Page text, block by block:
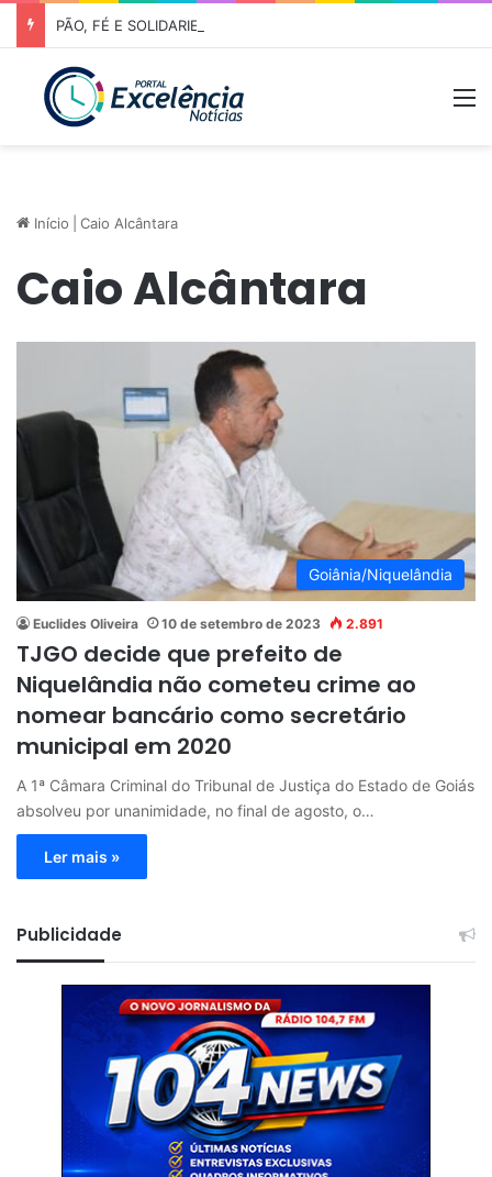
Início Caio Alcântara
Caio Alcântara
Goiânia/Niquelândia
Euclides Oliveira 10 de setembro de 2023 2.891
TJGO decide que prefeito de
Niquelândia não cometeu crime ao
nomear bancário como secretário
municipal em 2020
A 1ª Câmara Criminal do Tribunal de Justiça do Estado de Goiás
absolveu por unanimidade, no final de agosto, o…
Ler mais »
Publicidade